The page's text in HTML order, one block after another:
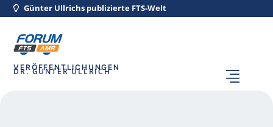
Günter Ullrichs publizierte FTS-Welt
DR. GÜNTER ULLRICH
VERÖFFENTLICHUNGEN